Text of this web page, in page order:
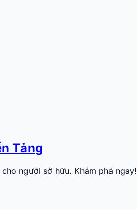
Tảng
người sở hữu. Khám phá ngay!